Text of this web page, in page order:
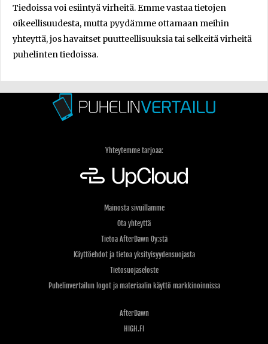
Tiedoissa voi esiintyä virheitä. Emme vastaa tietojen
oikeellisuudesta, mutta pyydämme ottamaan meihin
yhteyttä, jos havaitset puutteellisuuksia tai selkeitä virheitä
puhelinten tiedoissa.
Yhteytemme tarjoaa:
Mainosta sivuillamme
Ota yhteyttä
Tietoa AfterDawn Oy:stä
Käyttöehdot ja tietoa yksityisyydensuojasta
Tietosuojaseloste
Puhelinvertailun logot ja materiaalin käyttö markkinoinnissa
AfterDawn
HIGH.FI